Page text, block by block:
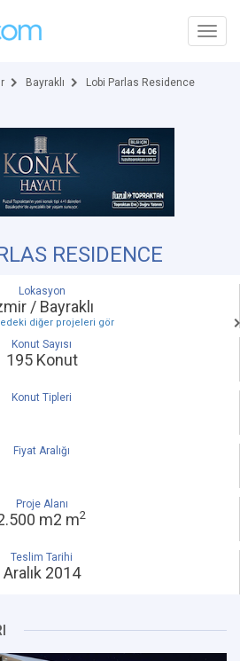
Bayraklı Lobi Parlas Residence
RESIDENCE
Lokasyon
/ Bayraklı
diğer projeleri gör
Konut Sayısı
195 Konut
Konut Tipleri
Fiyat Aralığı
Proje Alanı
m2 m2
Teslim Tarihi
Aralık 2014